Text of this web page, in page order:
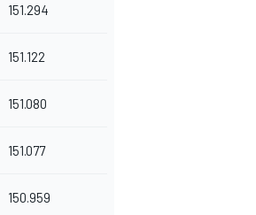
151.294
151.122
151.080
151.077
150.959